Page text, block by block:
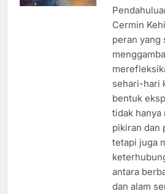
Cermin
peran yang
sehari-hari
bentuk
tidak hanya
pikiran dan
tetapi juga
antara
dan alam